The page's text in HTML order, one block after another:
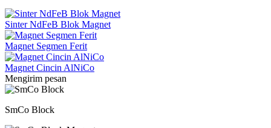
Sinter NdFeB Blok Magnet
Magnet Segmen Ferit
Magnet Cincin AlNiCo
Mengirim pesan
SmCo Block